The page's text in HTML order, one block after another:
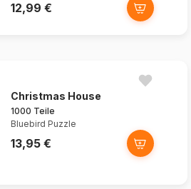
12,99 €
Christmas House
1000 Teile
Bluebird Puzzle
13,95 €